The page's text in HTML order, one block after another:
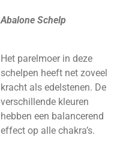
Abalone Schelp
Het parelmoer in deze
schelpen heeft net zoveel
kracht als edelstenen. De
verschillende kleuren
hebben een balancerend
effect op alle chakra’s.